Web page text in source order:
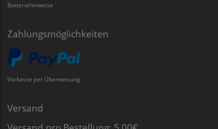
Batteriehinweise
Zahlungsmöglichkeiten
Vorkasse per Überweisung
Versand